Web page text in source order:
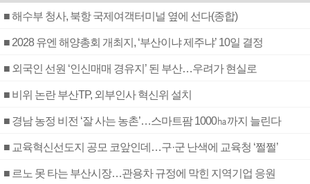
■ 해수부 청사, 북항 국제여객터미널 옆에 선다(종합)
■ 2028 유엔 해양총회 개최지, ‘부산이냐 제주냐’ 10일 결정
■ 외국인 선원 ‘인신매매 경유지’ 된 부산…우려가 현실로
■ 비위 논란 부산TP, 외부인사 혁신위 설치
■ 경남 농정 비전 ‘잘 사는 농촌’…스마트팜 1000㏊까지 늘린다
■ 교육혁신선도지 공모 코앞인데…구·군 난색에 교육청 ‘쩔쩔’
■ 르노 못 타는 부산시장…관용차 규정에 막힌 지역기업 응원